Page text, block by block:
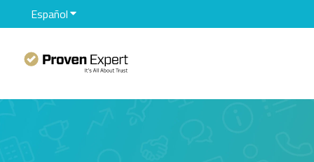
EspañolTraducciones de Mostrar submenú de